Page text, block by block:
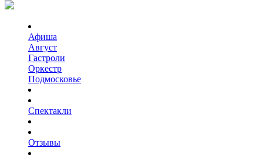
Афиша
Август
Гастроли
Оркестр
Подмосковье
Спектакли
Отзывы